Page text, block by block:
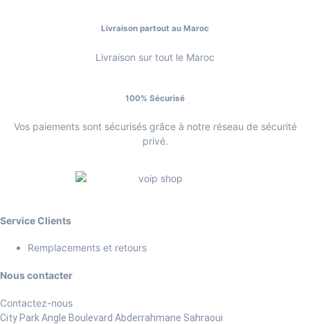
Livraison partout au Maroc
Livraison sur tout le Maroc
100% Sécurisé
Vos paiements sont sécurisés grâce à notre réseau de sécurité
privé.
Service Clients
Remplacements et retours
Nous contacter
Contactez-nous
City Park Angle Boulevard Abderrahmane Sahraoui